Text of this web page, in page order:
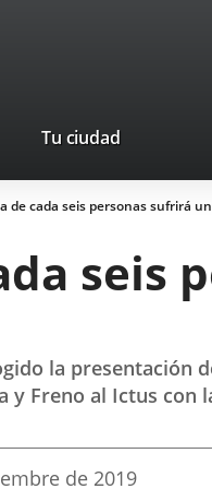
Tu ciudad
de cada seis personas sufrirá
seis
la presentación
y Freno al Ictus
de 2019